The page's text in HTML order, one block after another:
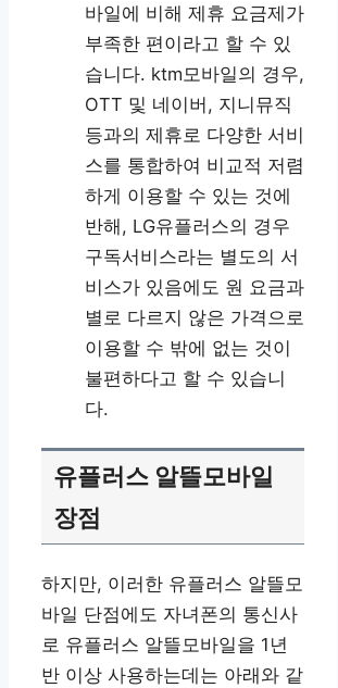
바일에 비해 제휴 요금제가
부족한 편이라고 할 수 있
습니다. ktm모바일의 경우,
OTT 및 네이버, 지니뮤직
등과의 제휴로 다양한 서비
스를 통합하여 비교적 저렴
하게 이용할 수 있는 것에
반해, LG유플러스의 경우
구독서비스라는 별도의 서
비스가 있음에도 원 요금과
별로 다르지 않은 가격으로
이용할 수 밖에 없는 것이
불편하다고 할 수 있습니
다.
유플러스 알뜰모바일
장점
하지만, 이러한 유플러스 알뜰모
바일 단점에도 자녀폰의 통신사
로 유플러스 알뜰모바일을 1년
반 이상 사용하는데는 아래와 같